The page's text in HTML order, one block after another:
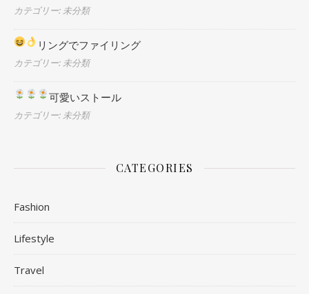
カテゴリー: 未分類
リングでファイリング
カテゴリー: 未分類
可愛いストール
カテゴリー: 未分類
CATEGORIES
Fashion
Lifestyle
Travel